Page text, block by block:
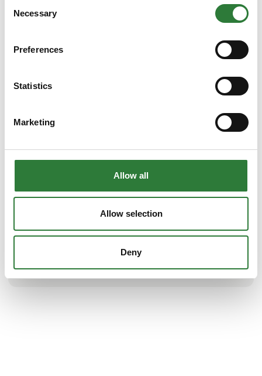
Selection
Necessary
Preferences
Statistics
Marketing
Allow all
Allow selection
Deny
på alle pladsproblemer og der er mange
anvendelsesmulighe-
svinestalde, kostalde, løsdriftstalde, kyllingefarme,